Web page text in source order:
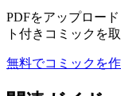
PDFをアップロー
ト付きコミックを
無料でコミックを